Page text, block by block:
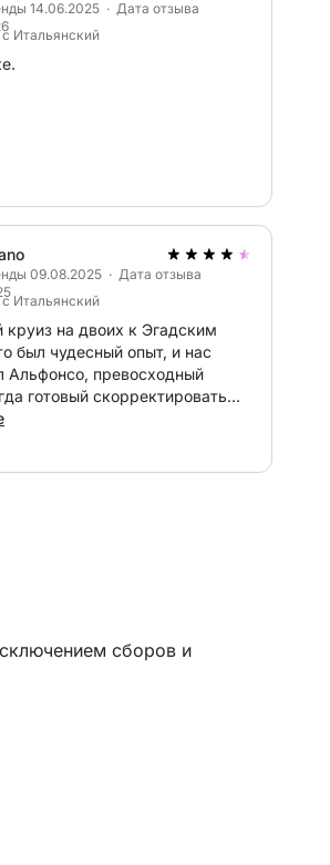
динамиками.
варьируется в зависимости
точку, такую как
Зафферано или остров
ваши желания!
14.06.2025 · Дата отзыва
Итальянский
09.08.2025 · Дата отзыва
Итальянский
круиз на двоих к Эгадским
был чудесный опыт, и нас
Альфонсо, превосходный
готовый скорректировать
по нашим пожеланиям, и
сборов и